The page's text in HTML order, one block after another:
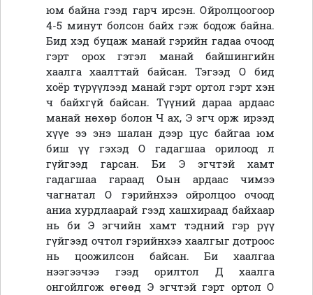
юм байна гээд гарч ирсэн. Ойролцоогоор
4-5 минут болсон байх гэж бодож байна.
Бид хэд буцаж манай гэрийн гадаа очоод
гэрт орох гэтэл манай байшингийн
хаалга хаалттай байсан. Тэгээд О бид
хоёр түрүүлээд манай гэрт ортол гэрт хэн
ч байхгүй байсан. Түүний дараа ардаас
манай нөхөр болон Ч ах, Э эгч орж ирээд
хүүе ээ энэ шалан дээр цус байгаа юм
биш үү гэхэд О гадагшаа орилоод л
гүйгээд гарсан. Би Э эгчтэй хамт
гадагшаа гараад Оын ардаас чимээ
чагнатал О гэрийнхээ ойролцоо очоод
аниа хурдлаарай гээд хашхираад байхаар
нь би Э эгчийн хамт тэдний гэр рүү
гүйгээд очтол гэрийнхээ хаалгыг дотроос
нь цоожилсон байсан. Би хаалгаа
нээгээчээ гээд орилтол Д хаалга
онгойлгож өгөөд Э эгчтэй гэрт ортол О